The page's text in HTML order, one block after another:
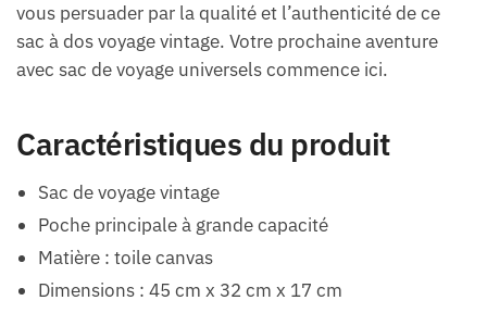
vous persuader par la qualité et l’authenticité de ce
sac à dos voyage vintage. Votre prochaine aventure
avec sac de voyage universels commence ici.
Caractéristiques du produit
Sac de voyage vintage
Poche principale à grande capacité
Matière : toile canvas
Dimensions : 45 cm x 32 cm x 17 cm